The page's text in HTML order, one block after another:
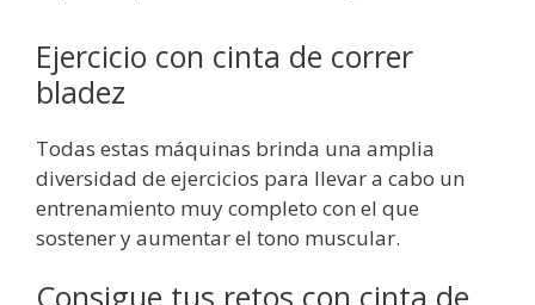
Ejercicio con cinta de correr
bladez
Todas estas máquinas brinda una amplia
diversidad de ejercicios para llevar a cabo un
entrenamiento muy completo con el que
sostener y aumentar el tono muscular.
Consigue tus retos con cinta de